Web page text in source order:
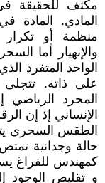
مكثف للحقيقة
المادي.
منظمة أو تكرار
والإنهيار أما
الواحد المتفرد
على ذاته.
المجرد
الإنساني إذ إن
الطقس السحري
حالة وجدانية
كمهندس للفراغ
و تقليص الوجود